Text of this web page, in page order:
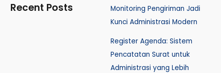
Recent Posts
Monitoring Pengiriman Jadi
Kunci Administrasi Modern
Register Agenda: Sistem
Pencatatan Surat untuk
Administrasi yang Lebih